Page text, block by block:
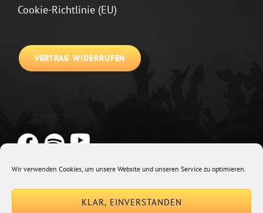
Wir verwenden Cookies, um unsere Website und unseren Service zu optimieren.
KLAR, EINVERSTANDEN
Cookie-Richtlinie (EU)
VERTRAG WIDERRUFEN
Euphony By Catch Themes